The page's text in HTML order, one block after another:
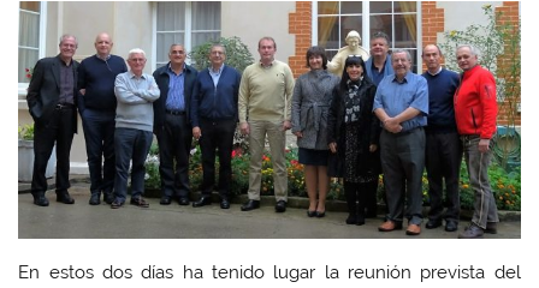
En estos dos días ha tenido lugar la reunión prevista del